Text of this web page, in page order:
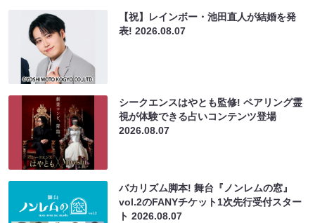
【祝】レインボー・池田直人が結婚を発
表!2026.08.07
シークエンスはやとも監修! ペアリング霊
視が体験できる占いコンテンツ登場
2026.08.07
バカリズム脚本! 舞台『ノンレムの窓』
vol.2のFANYチケット1次先行受付スター
ト2026.08.07